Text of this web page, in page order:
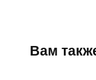
Вам